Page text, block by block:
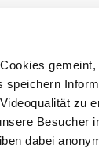
speichern
zu
Besucher
dabei
Sie dienen